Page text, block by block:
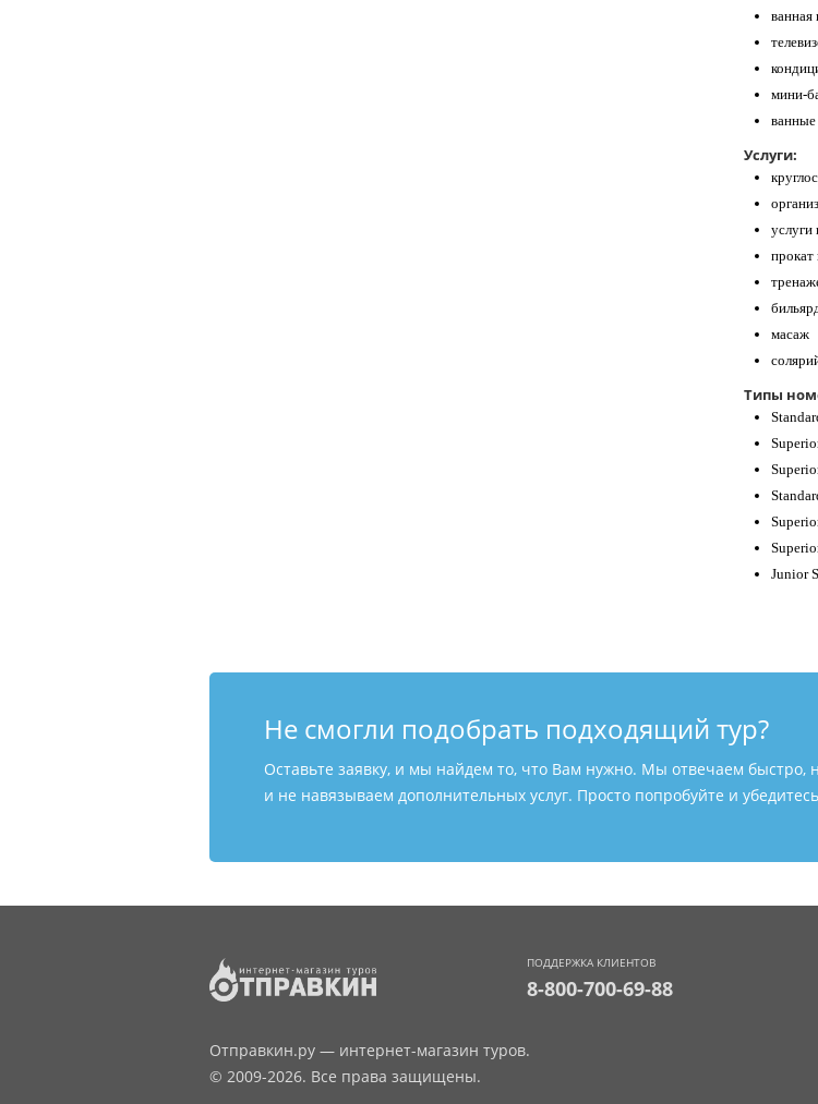
ванная
мини-
Услуги:
услуги
прокат
масаж
Типы
Junior
Не смогли подобрать подходящий тур?
Оставьте заявку, и мы найдем то, что Вам нужно. Мы отвечаем быстро,
и не навязываем дополнительных услуг. Просто попробуйте и
ПОДДЕРЖКА КЛИЕНТОВ
8-800-700-69-88
Отправкин.ру — интернет-магазин туров.
© 2009-2026. Все права защищены.